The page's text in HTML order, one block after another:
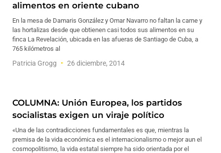
alimentos en oriente cubano
En la mesa de Damaris González y Omar Navarro no faltan la carne y
las hortalizas desde que obtienen casi todos sus alimentos en su
finca La Revelación, ubicada en las afueras de Santiago de Cuba, a
765 kilómetros al
Patricia Grogg 26 diciembre, 2014
COLUMNA: Unión Europea, los partidos
socialistas exigen un viraje político
«Una de las contradicciones fundamentales es que, mientras la
premisa de la vida económica es el internacionalismo o mejor aun el
cosmopolitismo, la vida estatal siempre ha sido orientada por el